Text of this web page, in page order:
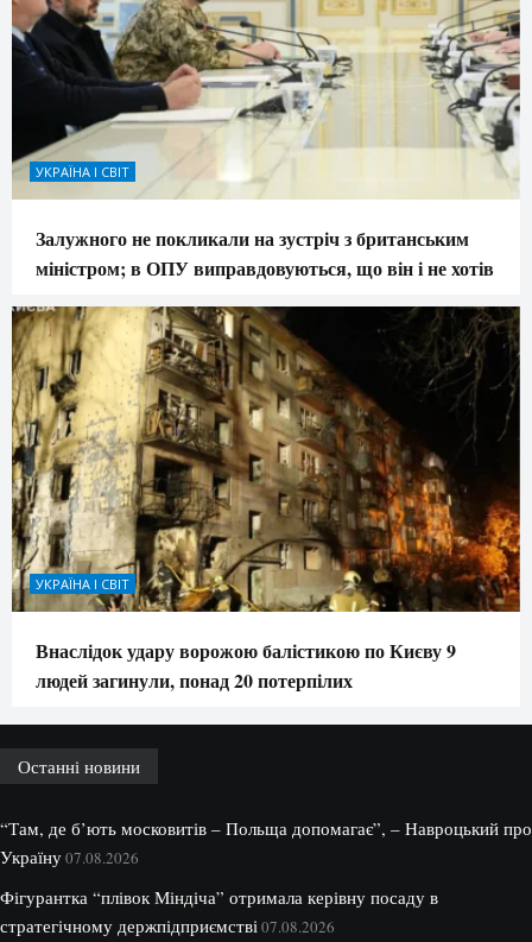
УКРАЇНА І СВІТ
Залужного не покликали на зустріч з британським
міністром; в ОПУ виправдовуються, що він і не хотів
УКРАЇНА І СВІТ
Внаслідок удару ворожою балістикою по Києву 9
людей загинули, понад 20 потерпілих
Останні новини
“Там, де б’ють московитів – Польща допомагає”, – Навроцький про
Україну07.08.2026
Фігурантка “плівок Міндіча” отримала керівну посаду в
стратегічному держпідприємстві07.08.2026